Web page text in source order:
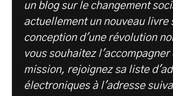
un blog sur le changement
actuellement un nouveau livre
conception d'une révolution
vous souhaitez l'accompagner
mission, rejoignez sa liste
électroniques à l'adresse